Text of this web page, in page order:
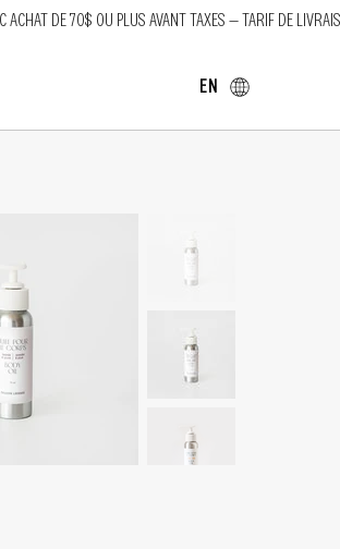
ACHAT DE 70$ OU PLUS AVANT TAXES — TARIF DE
EN